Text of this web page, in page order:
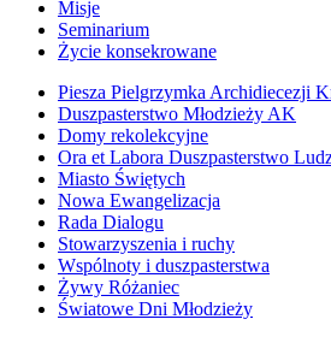
Misje
Seminarium
Życie konsekrowane
Piesza Pielgrzymka Archidiecezji
Duszpasterstwo Młodzieży AK
Domy rekolekcyjne
Ora et Labora Duszpasterstwo
Miasto Świętych
Nowa Ewangelizacja
Rada Dialogu
Stowarzyszenia i ruchy
Wspólnoty i duszpasterstwa
Żywy Różaniec
Światowe Dni Młodzieży